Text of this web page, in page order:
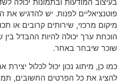
בעיצוב המודעות ובתמונות יכולה
פוטנציאליים לפנות. יש להדגיש את
מיקום מרכזי, שירותים קרובים או
הוכחת ערך יכולה להיות ההבדל בין
שוכר שיבחר באחר.
כמו כן, מיתוג נכון יכול לכלול יצירת
להציג את כל הפרטים החשובים,